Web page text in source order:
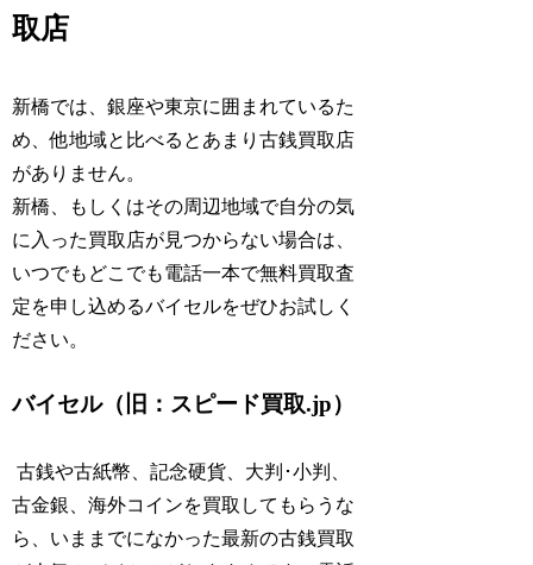
取店
新橋では、銀座や東京に囲まれているた
め、他地域と比べるとあまり古銭買取店
がありません。
新橋、もしくはその周辺地域で自分の気
に入った買取店が見つからない場合は、
いつでもどこでも電話一本で無料買取査
定を申し込めるバイセルをぜひお試しく
ださい。
バイセル（旧：スピード買取.jp）
古銭や古紙幣、記念硬貨、大判･小判、
古金銀、海外コインを買取してもらうな
ら、いままでになかった最新の古銭買取